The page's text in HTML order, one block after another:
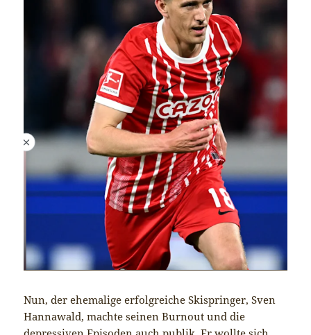
Nun, der ehemalige erfolgreiche Skispringer, Sven
Hannawald, machte seinen Burnout und die